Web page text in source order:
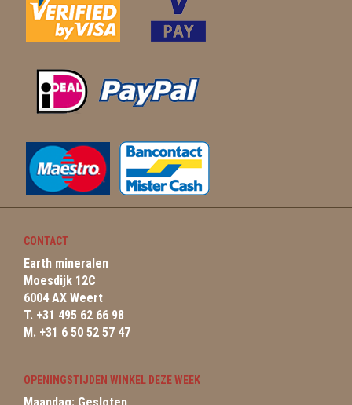
CONTACT
Earth mineralen
Moesdijk 12C
6004 AX Weert
T. +31 495 62 66 98
M. +31 6 50 52 57 47
OPENINGSTIJDEN WINKEL DEZE WEEK
Maandag: Gesloten